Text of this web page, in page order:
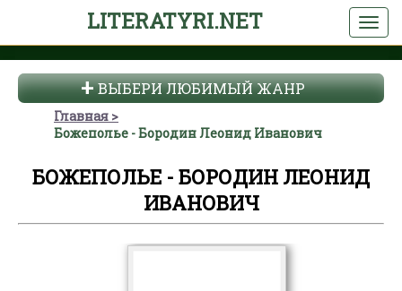
LITERATYRI.NET
ВЫБЕРИ ЛЮБИМЫЙ ЖАНР
Главная
Божеполье - Бородин Леонид Иванович
БОЖЕПОЛЬЕ - БОРОДИН ЛЕОНИД
ИВАНОВИЧ